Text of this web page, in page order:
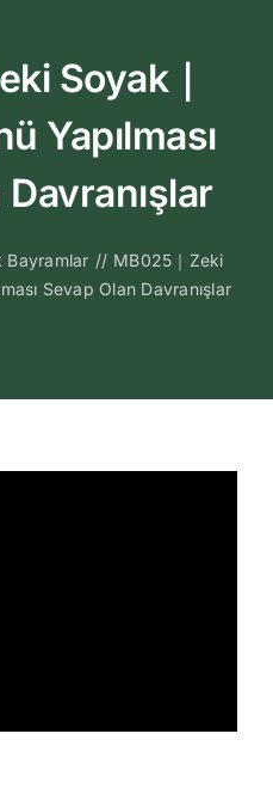
Biyografi
Kitapları
İletişim
Soyak｜
Yapılması
Bayramlar // MB025｜Zeki
Sevap Olan Davranışlar